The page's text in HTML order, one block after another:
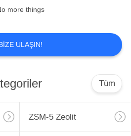
more things
ULAŞIN!
Tüm
ZSM-5 Zeolit